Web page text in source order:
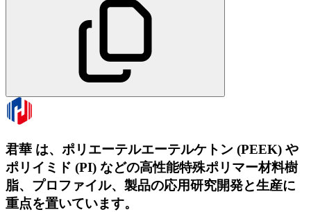
君華 は、ポリエーテルエーテルケトン (PEEK) や
ポリイミド (PI) などの高性能特殊ポリマー材料樹
脂、プロファイル、製品の応用研究開発と生産に
重点を置いています。